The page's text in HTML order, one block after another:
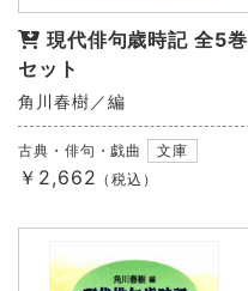
現代俳句歳時記 全5巻
セット
角川春樹／編
古典・俳句・戯曲 文庫
￥2,662 （税込）